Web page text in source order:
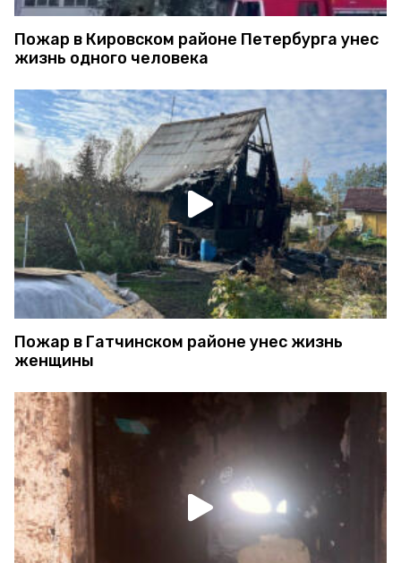
Пожар в Кировском районе Петербурга унес
жизнь одного человека
Пожар в Гатчинском районе унес жизнь
женщины